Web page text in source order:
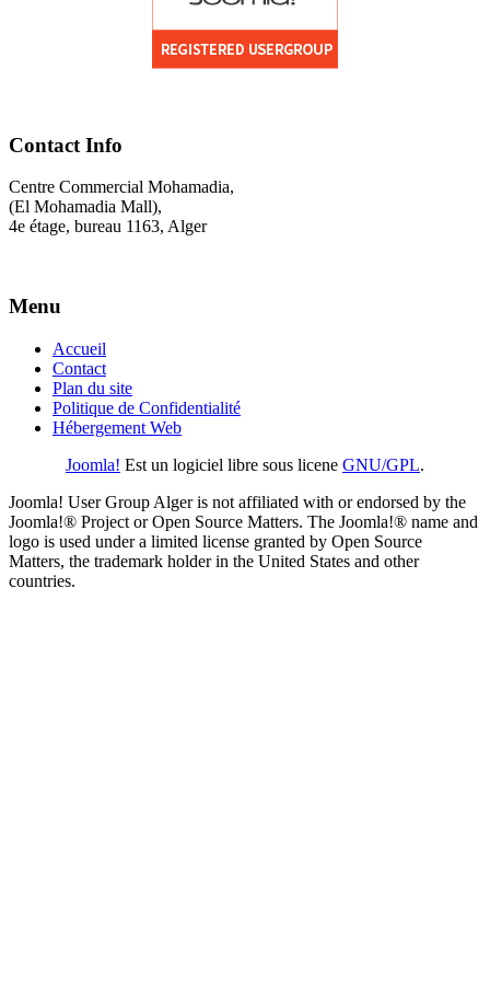
Contact Info
Centre Commercial Mohamadia,
(El Mohamadia Mall),
4e étage, bureau 1163, Alger
Menu
Accueil
Contact
Plan du site
Politique de Confidentialité
Hébergement Web
Joomla! Est un logiciel libre sous licene GNU/GPL.
Joomla! User Group Alger is not affiliated with or endorsed by the
Joomla!® Project or Open Source Matters. The Joomla!® name and
logo is used under a limited license granted by Open Source
Matters, the trademark holder in the United States and other
countries.